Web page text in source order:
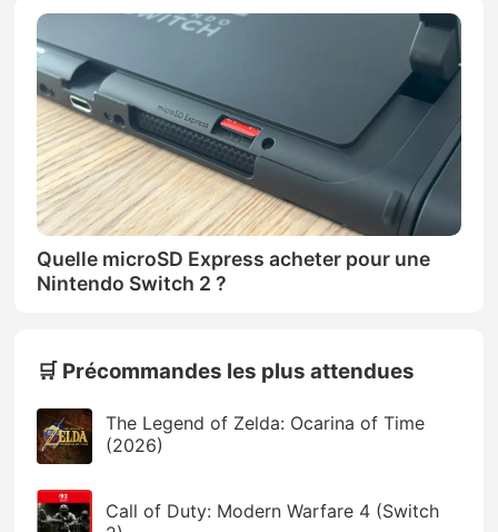
Quelle microSD Express acheter pour une
Nintendo Switch 2 ?
🛒 Précommandes les plus attendues
The Legend of Zelda: Ocarina of Time
(2026)
Call of Duty: Modern Warfare 4 (Switch